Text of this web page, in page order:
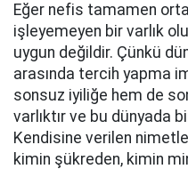
Eğer nefis tamamen
işleyemeyen bir varlık
uygun değildir. Çünkü
arasında tercih yapma
sonsuz iyiliğe hem de
varlıktır ve bu dünyada
Kendisine verilen
kimin şükreden, kimin